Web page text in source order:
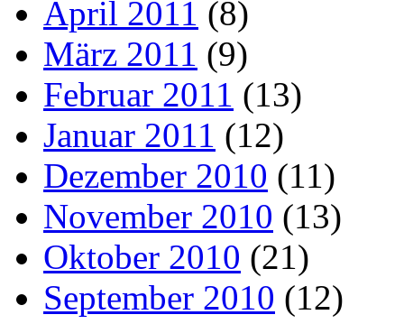
April 2011 (8)
März 2011 (9)
Februar 2011 (13)
Januar 2011 (12)
Dezember 2010 (11)
November 2010 (13)
Oktober 2010 (21)
September 2010 (12)